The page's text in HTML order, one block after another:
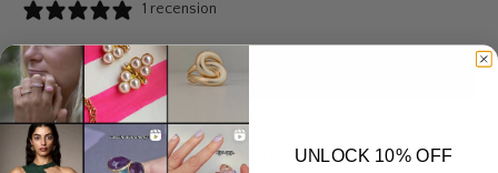
1 recension
LÄGG I VARUKORGEN
Leveranstid: 2-5 vardagar Fri frakt över 995 kr
UNLOCK 10% OFF